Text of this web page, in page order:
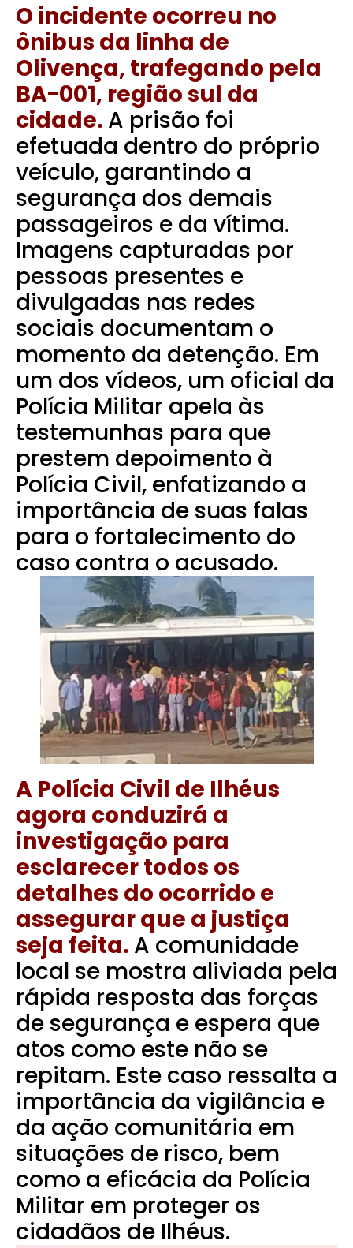
O incidente ocorreu no
ônibus da linha de
Olivença, trafegando pela
BA-001, região sul da
cidade. A prisão foi
efetuada dentro do próprio
veículo, garantindo a
segurança dos demais
passageiros e da vítima.
Imagens capturadas por
pessoas presentes e
divulgadas nas redes
sociais documentam o
momento da detenção. Em
um dos vídeos, um oficial da
Polícia Militar apela às
testemunhas para que
prestem depoimento à
Polícia Civil, enfatizando a
importância de suas falas
para o fortalecimento do
caso contra o acusado.
A Polícia Civil de Ilhéus
agora conduzirá a
investigação para
esclarecer todos os
detalhes do ocorrido e
assegurar que a justiça
seja feita. A comunidade
local se mostra aliviada pela
rápida resposta das forças
de segurança e espera que
atos como este não se
repitam. Este caso ressalta a
importância da vigilância e
da ação comunitária em
situações de risco, bem
como a eficácia da Polícia
Militar em proteger os
cidadãos de Ilhéus.